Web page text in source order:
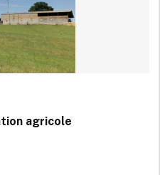
agricole